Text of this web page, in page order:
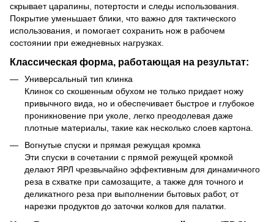
скрывает царапины, потертости и следы использования.
Покрытие уменьшает блики, что важно для тактического
использования, и помогает сохранить нож в рабочем
состоянии при ежедневных нагрузках.
Классическая форма, работающая на результат:
Универсальный тип клинка
Клинок со скошенным обухом не только придает ножу
привычного вида, но и обеспечивает быстрое и глубокое
проникновение при уколе, легко преодолевая даже
плотные материалы, такие как несколько слоев картона.
Вогнутые спуски и прямая режущая кромка
Эти спуски в сочетании с прямой режущей кромкой
делают ЯРЛ чрезвычайно эффективным для динамичного
реза в схватке при самозащите, а также для точного и
деликатного реза при выполнении бытовых работ, от
нарезки продуктов до заточки колков для палатки.